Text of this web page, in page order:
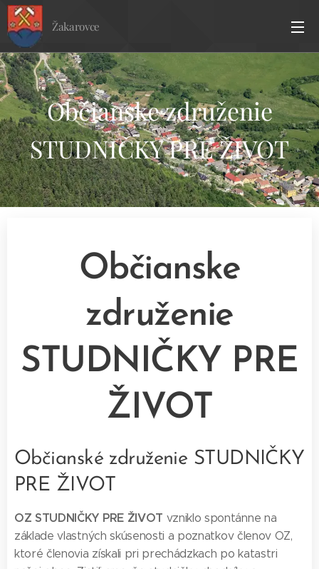
Žakarovce
Občianske združenie
STUDNIČKY PRE ŽIVOT
Občianske
združenie
STUDNIČKY PRE
ŽIVOT
Občianské združenie STUDNIČKY
PRE ŽIVOT
OZ STUDNIČKY PRE ŽIVOT vzniklo spontánne na
základe vlastných skúsenosti a poznatkov členov OZ,
ktoré členovia získali pri prechádzkach po katastri